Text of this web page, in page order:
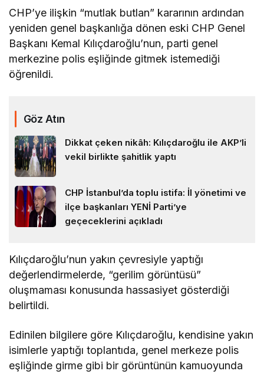
CHP’ye ilişkin “mutlak butlan” kararının ardından
yeniden genel başkanlığa dönen eski CHP Genel
Başkanı Kemal Kılıçdaroğlu’nun, parti genel
merkezine polis eşliğinde gitmek istemediği
öğrenildi.
Göz Atın
Dikkat çeken nikâh: Kılıçdaroğlu ile AKP’li
vekil birlikte şahitlik yaptı
CHP İstanbul’da toplu istifa: İl yönetimi ve
ilçe başkanları YENİ Parti’ye
geçeceklerini açıkladı
Kılıçdaroğlu’nun yakın çevresiyle yaptığı
değerlendirmelerde, “gerilim görüntüsü”
oluşmaması konusunda hassasiyet gösterdiği
belirtildi.
Edinilen bilgilere göre Kılıçdaroğlu, kendisine yakın
isimlerle yaptığı toplantıda, genel merkeze polis
eşliğinde girme gibi bir görüntünün kamuoyunda